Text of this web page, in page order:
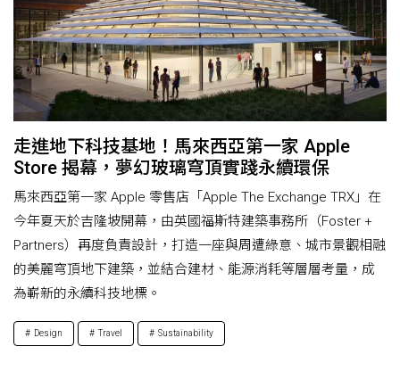
走進地下科技基地！馬來西亞第一家 Apple
Store 揭幕，夢幻玻璃穹頂實踐永續環保
馬來西亞第一家 Apple 零售店「Apple The Exchange TRX」在
今年夏天於吉隆坡開幕，由英國福斯特建築事務所（Foster +
Partners）再度負責設計，打造一座與周遭綠意、城市景觀相融
的美麗穹頂地下建築，並結合建材、能源消耗等層層考量，成
為嶄新的永續科技地標。
Design Travel Sustainability